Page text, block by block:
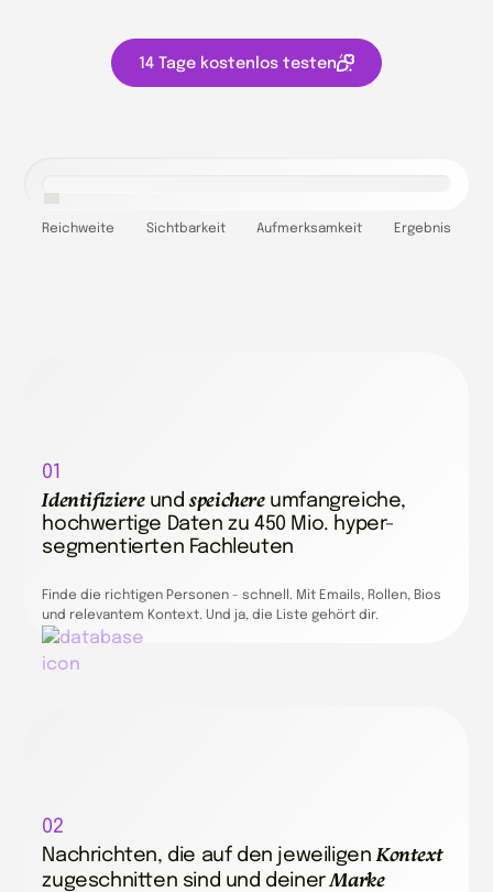
14 Tage kostenlos testen
Reichweite Sichtbarkeit Aufmerksamkeit Ergebnis
01
Identifiziereundspeichereumfangreiche,
hochwertige Daten zu 450 Mio. hyper-
segmentierten Fachleuten
Finde die richtigen Personen - schnell. Mit Emails, Rollen, Bios
und relevantem Kontext. Und ja, die Liste gehört dir.
02
Nachrichten, die auf den jeweiligen Kontext
zugeschnitten sind und deinerMarke